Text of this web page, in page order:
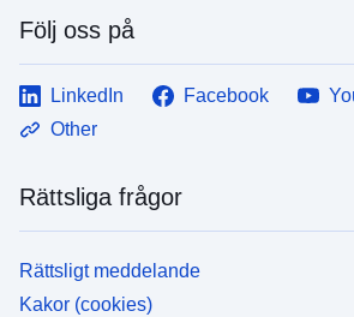
Följ oss på
LinkedIn Facebook
Other
Rättsliga frågor
Rättsligt meddelande
Kakor (cookies)